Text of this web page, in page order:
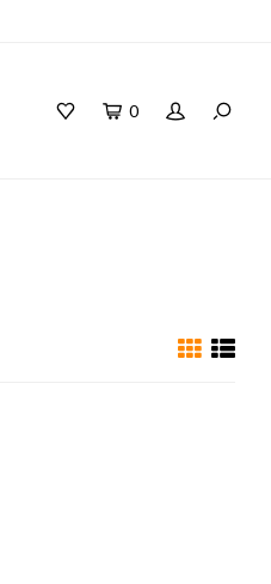
0